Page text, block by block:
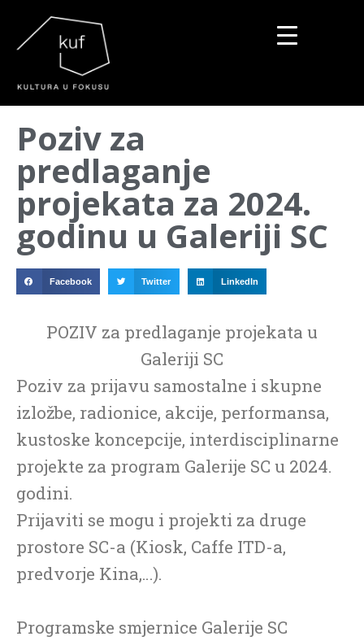
Poziv za
predlaganje
projekata za 2024.
godinu u Galeriji SC
Facebook Twitter LinkedIn
POZIV za predlaganje projekata u
Galeriji SC
Poziv za prijavu samostalne i skupne
izložbe, radionice, akcije, performansa,
kustoske koncepcije, interdisciplinarne
projekte za program Galerije SC u 2024.
godini.
Prijaviti se mogu i projekti za druge
prostore SC-a (Kiosk, Caffe ITD-a,
predvorje Kina,…).
Programske smjernice Galerije SC
▼
▼